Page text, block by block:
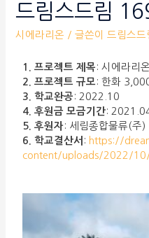
드림스드림
시에라리온 / 글쓴이드림스
1. 프로젝트 제목 : 시에라리
2. 프로젝트 규모 : 한화
3. 학교완공 : 2022.10
4. 후원금 모금기간:
5. 후원자 : 세림종합물류(주)
6. 학교결산서 : https://
content/uploads/2022/